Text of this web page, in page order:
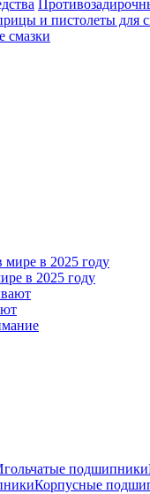
и пистолеты для
смазки
в 2025 году
подшипники
Корпусные